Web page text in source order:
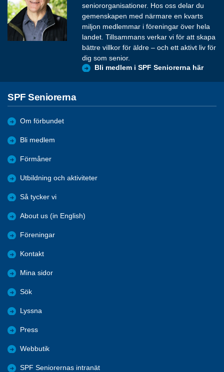
seniororganisationer. Hos oss delar du
gemenskapen med närmare en kvarts
miljon medlemmar i föreningar över hela
landet. Tillsammans verkar vi för att skapa
bättre villkor för äldre – och ett aktivt liv för
dig som senior.
Bli medlem i SPF Seniorerna här
SPF Seniorerna
Om förbundet
Bli medlem
Förmåner
Utbildning och aktiviteter
Så tycker vi
About us (in English)
Föreningar
Kontakt
Mina sidor
Sök
Lyssna
Press
Webbutik
SPF Seniorernas intranät